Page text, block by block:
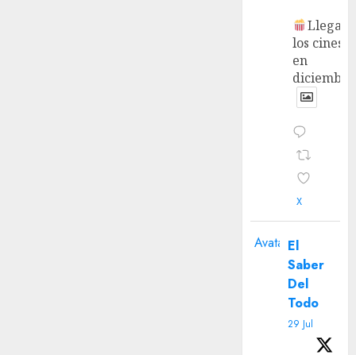
Llega a
los cines
en
X
Avatar El
Saber
Del
Todo
29 Jul